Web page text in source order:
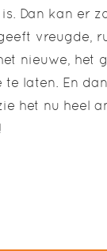
Dan kan er
vreugde,
nieuwe, het
te laten. En
het nu heel